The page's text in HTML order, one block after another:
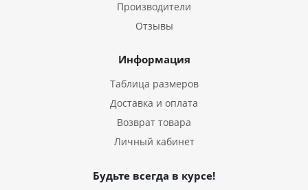
Производители
Отзывы
Информация
Таблица размеров
Доставка и оплата
Возврат товара
Личный кабинет
Будьте всегда в курсе!